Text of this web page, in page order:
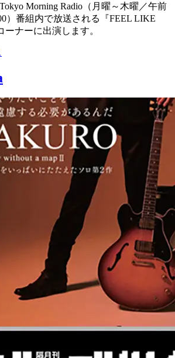
Morning Radio（月曜～木曜／午前
）番組内で放送される『FEEL LIKE
ーナーに出演します。